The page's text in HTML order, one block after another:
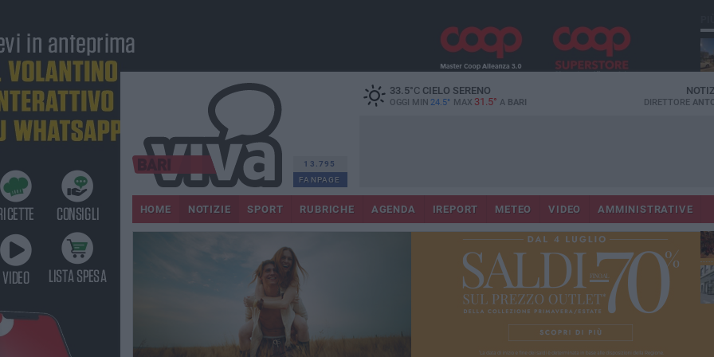
13.795
FANPAGE
33.5°CCIELO SERENO
OGGI MIN 24.5° MAX 31.5° A BARI DIRETTORE
HOME NOTIZIE SPORT RUBRICHE AGENDA IREPORT METEO VIDEO AMMINISTRATIVE